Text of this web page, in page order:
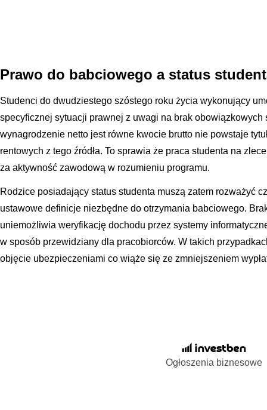
Prawo do babciowego a status
Studenci do dwudziestego szóstego roku życia wykonujący
specyficznej sytuacji prawnej z uwagi na brak obowiązkowych
wynagrodzenie netto jest równe kwocie brutto nie powstaje
rentowych z tego źródła. To sprawia że praca studenta na
za aktywność zawodową w rozumieniu programu.
Rodzice posiadający status studenta muszą zatem rozważyć
ustawowe definicje niezbędne do otrzymania babciowego.
uniemożliwia weryfikację dochodu przez systemy
w sposób przewidziany dla pracobiorców. W takich
objęcie ubezpieczeniami co wiąże się ze zmniejszeniem
Ogłoszenia biznesowe